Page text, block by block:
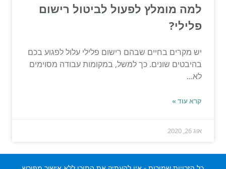
למה מומלץ לפעול לביטול רישום
פלילי?
יש מקרים בחיים שבהם רישום פלילי עלול לפגוע בכם
בהיבטים שונים. כך למשל, במקומות עבודה מסוימים
לא...
קרא עוד »
אוג 26, 2020